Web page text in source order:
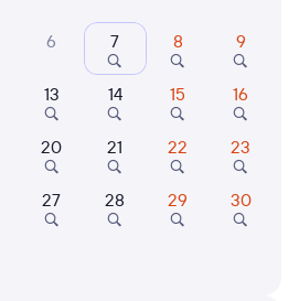
6 7 8 9
13 14 15 16
20 21 22 23
27 28 29 30